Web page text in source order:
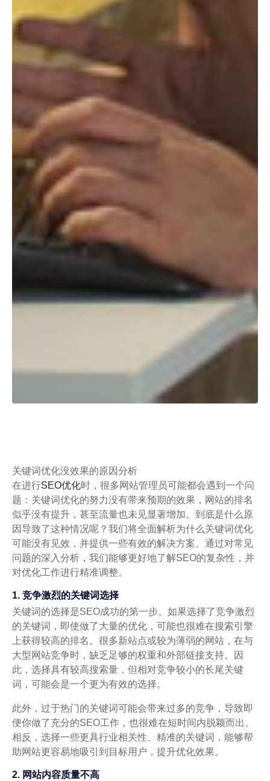
关键词优化没效果的原因分析
在进行SEO优化时，很多网站管理员可能都会遇到一个问
题：关键词优化的努力没有带来预期的效果，网站的排名
似乎没有提升，甚至流量也未见显著增加。到底是什么原
因导致了这种情况呢？我们将全面解析为什么关键词优化
可能没有见效，并提供一些有效的解决方案。通过对常见
问题的深入分析，我们能够更好地了解SEO的复杂性，并
对优化工作进行精准调整。
1. 竞争激烈的关键词选择
关键词的选择是SEO成功的第一步。如果选择了竞争激烈
的关键词，即使做了大量的优化，可能也很难在搜索引擎
上获得较高的排名。很多新站点或较为薄弱的网站，在与
大型网站竞争时，缺乏足够的权重和外部链接支持。因
此，选择具有较高搜索量，但相对竞争较小的长尾关键
词，可能会是一个更为有效的选择。
此外，过于热门的关键词可能会带来过多的竞争，导致即
便你做了充分的SEO工作，也很难在短时间内脱颖而出。
相反，选择一些更具行业相关性、精准的关键词，能够帮
助网站更容易地吸引到目标用户，提升优化效果。
2. 网站内容质量不高